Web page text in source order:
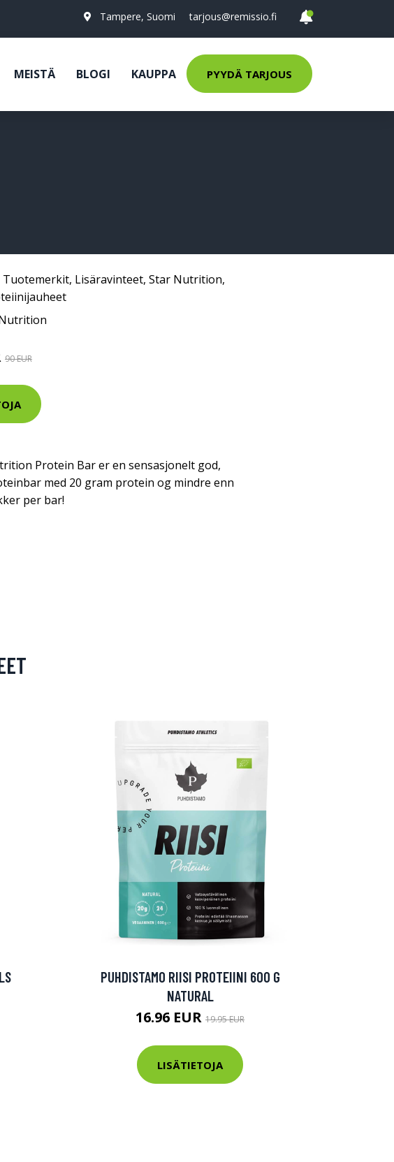
Tampere, Suomi tarjous@remissio.fi
MEISTÄ BLOGI KAUPPA PYYDÄ TARJOUS
Tuotemerkit, Lisäravinteet, Star Nutrition,
90 EUR
Protein Bar er en sensasjonelt god,
med 20 gram protein og mindre enn
per bar!
PUHDISTAMO RIISI PROTEIINI 600 G
NATURAL
16.96 EUR 19.95 EUR
LISÄTIETOJA